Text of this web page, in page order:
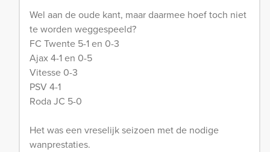
Wel aan de oude kant, maar daarmee hoef toch niet
te worden weggespeeld?
FC Twente 5-1 en 0-3
Ajax 4-1 en 0-5
Vitesse 0-3
PSV 4-1
Roda JC 5-0
Het was een vreselijk seizoen met de nodige
wanprestaties.